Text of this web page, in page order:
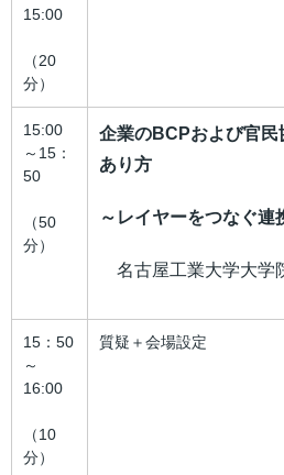
15:00
（20
分）
15:00
～15：
50
（50
分）
企業のBCPおよび官
あり方
～レイヤーをつなぐ連
名古屋工業大学大学
15：50
～
16:00
（10
分）
質疑＋会場設定